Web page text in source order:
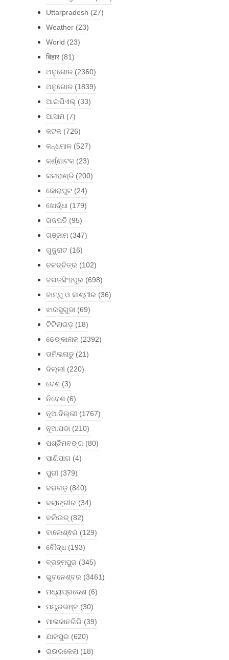
Uttarpradesh (27)
Weather (23)
World (23)
बिहार (81)
ଅନୁଗୋଳ (2360)
ଅନୁଗୋଳ (1839)
ଆଇପିଏଲ୍ (33)
ଆସାମ (7)
କଟକ (726)
କନ୍ଧମାଳ (527)
କର୍ଣ୍ଣାଟକ (23)
କଳାହାଣ୍ଡି (200)
କୋରାପୁଟ (24)
ଖୋର୍ଦ୍ଧା (179)
ଗଜପତି (95)
ଗଞ୍ଜାମ (347)
ଗୁଜୁରାଟ (16)
ଚଳଚ୍ଚିତ୍ର (102)
ଜଗତସିଂହପୁର (698)
ଜାମ୍ମୁ ଓ କାଶ୍ମୀର (36)
ଝାରସୁଗୁଡା (69)
ଟିଟିଲାଗଡ଼ (18)
ଢେଙ୍କାନାଳ (2392)
ତାମିଲନାଡୁ (21)
ଦିଲ୍ଲୀ (220)
ଦେଶ (3)
ନିବେଶ (6)
ନୂଆଦିଲ୍ଲୀ (1767)
ନୂଆପଡା (210)
ପଶ୍ଚିମବଙ୍ଗ (80)
ପାଣିପାଗ (4)
ପୁରୀ (379)
ବରଗଡ଼ (840)
ବଲାଙ୍ଗୀର (34)
ବଲିଉଡ୍ (82)
ବାଲେଶ୍ଵର (129)
ବୌଦ୍ଧ (193)
ବ୍ରହ୍ମପୁର (345)
ଭୁବନେଶ୍ବର (3461)
ମଧ୍ୟପ୍ରଦେଶ (6)
ମୟୂରଭଞ୍ଜ (30)
ମାଲକାନଗିରି (39)
ଯାଜପୁର (620)
ରାଉରକେଲା (18)